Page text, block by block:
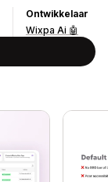
Ontwikkelaar
Wixpa Ai 🤖